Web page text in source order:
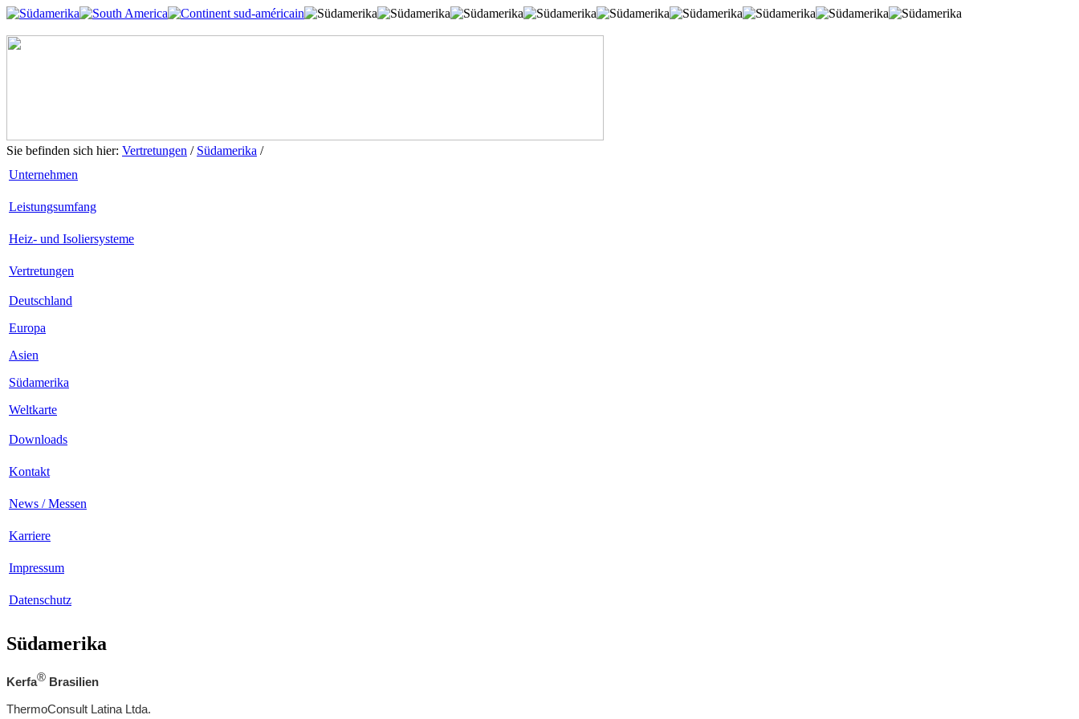
Sie befinden sich hier: Vertretungen / Südamerika /
Unternehmen
Leistungsumfang
Heiz- und Isoliersysteme
Vertretungen
Deutschland
Europa
Asien
Südamerika
Weltkarte
Downloads
Kontakt
News / Messen
Karriere
Impressum
Datenschutz
Südamerika
Kerfa® Brasilien
ThermoConsult Latina Ltda.